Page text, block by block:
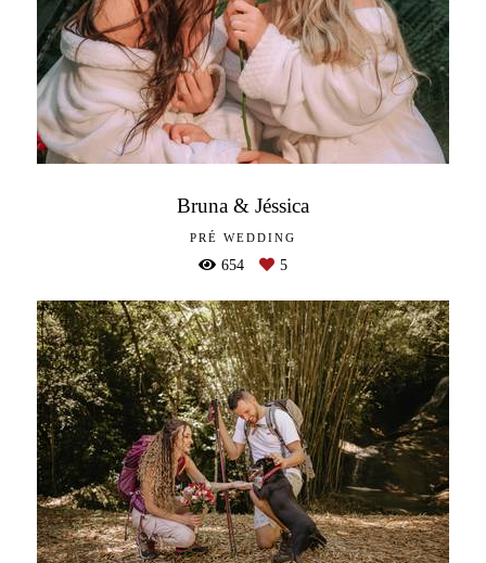
Bruna & Jéssica
PRÉ WEDDING
654 5